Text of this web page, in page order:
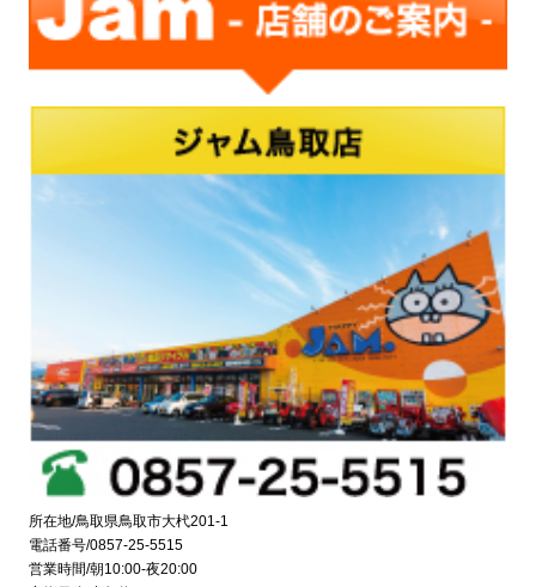
所在地/鳥取県鳥取市大杙201-1
電話番号/0857-25-5515
営業時間/朝10:00-夜20:00